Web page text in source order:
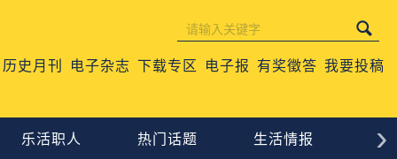
历史月刊 电子杂志 下载专区 电子报 有奖徵答 我要投稿
乐活职人 热门话题 生活情报 心
›